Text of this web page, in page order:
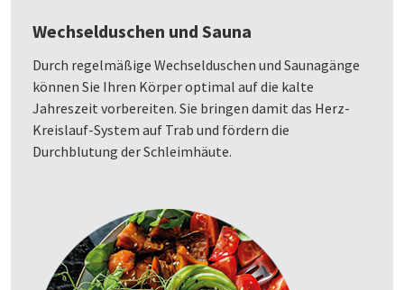
Wechselduschen und Sauna
Durch regelmäßige Wechselduschen und Saunagänge
können Sie Ihren Körper optimal auf die kalte
Jahreszeit vorbereiten. Sie bringen damit das Herz-
Kreislauf-System auf Trab und fördern die
Durchblutung der Schleimhäute.